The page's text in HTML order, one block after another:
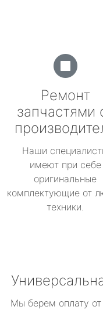
Ремонт
запчастями
Наши
имеют при себе
оригинальные
комплектующие от
техники.
Мы берем оплату